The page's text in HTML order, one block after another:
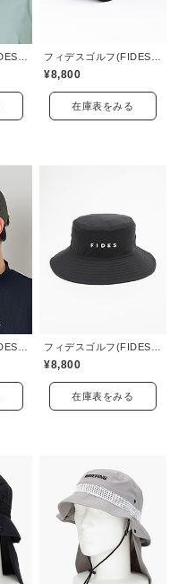
¥8,800
在庫表をみる
¥8,800
在庫表をみる